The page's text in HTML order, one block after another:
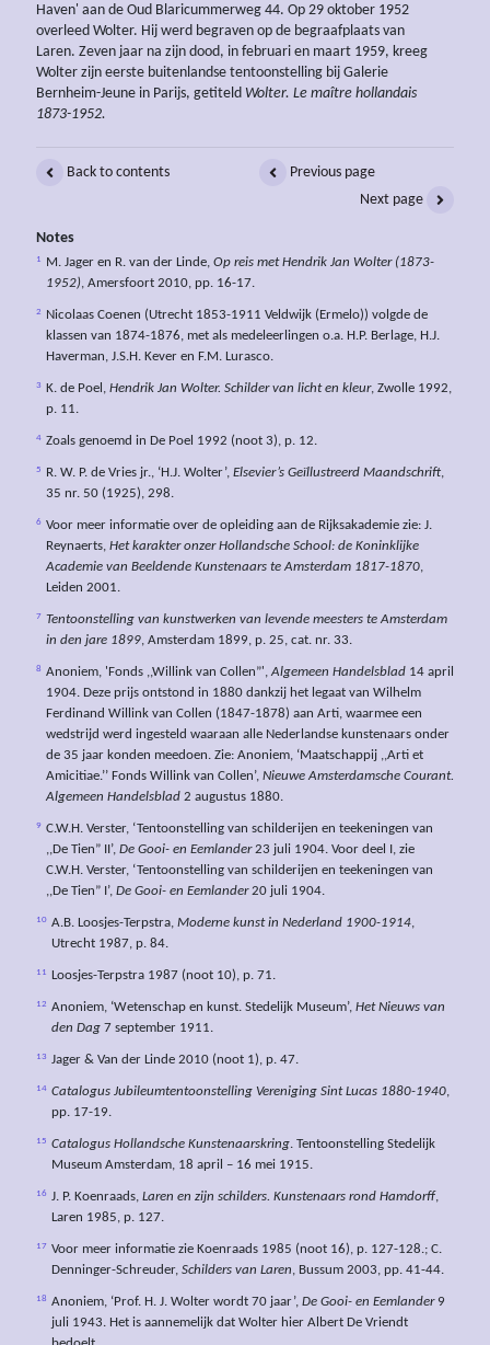
Haven' aan de Oud Blaricummerweg 44. Op 29 oktober 1952
overleed Wolter. Hij werd begraven op de begraafplaats van
Laren. Zeven jaar na zijn dood, in februari en maart 1959, kreeg
Wolter zijn eerste buitenlandse tentoonstelling bij Galerie
Bernheim-Jeune in Parijs, getiteld Wolter. Le maître hollandais
1873-1952.
Back to contents
Previous page
Next page
Notes
1 M. Jager en R. van der Linde, Op reis met Hendrik Jan Wolter (1873-
1952), Amersfoort 2010, pp. 16-17.
2
Nicolaas Coenen (Utrecht 1853-1911 Veldwijk (Ermelo)) volgde de
klassen van 1874-1876, met als medeleerlingen o.a. H.P. Berlage, H.J.
Haverman, J.S.H. Kever en F.M. Lurasco.
3 K. de Poel, Hendrik Jan Wolter. Schilder van licht en kleur, Zwolle 1992,
p. 11.
4 Zoals genoemd in De Poel 1992 (noot 3), p. 12.
5 R. W. P. de Vries jr., ‘H.J. Wolter’, Elsevier’s Geïllustreerd Maandschrift,
35 nr. 50 (1925), 298.
6 Voor meer informatie over de opleiding aan de Rijksakademie zie: J.
Reynaerts, Het karakter onzer Hollandsche School: de Koninklijke
Academie van Beeldende Kunstenaars te Amsterdam 1817-1870,
Leiden 2001.
7
Tentoonstelling van kunstwerken van levende meesters te Amsterdam
in den jare 1899, Amsterdam 1899, p. 25, cat. nr. 33.
8 Anoniem, 'Fonds ,,Willink van Collen”',Algemeen Handelsblad 14 april
1904. Deze prijs ontstond in 1880 dankzij het legaat van Wilhelm
Ferdinand Willink van Collen (1847-1878) aan Arti, waarmee een
wedstrijd werd ingesteld waaraan alle Nederlandse kunstenaars onder
de 35 jaar konden meedoen. Zie: Anoniem, ‘Maatschappij ,,Arti et
Amicitiae.’’ Fonds Willink van Collen’, Nieuwe Amsterdamsche Courant.
Algemeen Handelsblad 2 augustus 1880.
9 C.W.H. Verster, ‘Tentoonstelling van schilderijen en teekeningen van
,,De Tien” II’, De Gooi- en Eemlander23 juli 1904. Voor deel I, zie
C.W.H. Verster, ‘Tentoonstelling van schilderijen en teekeningen van
,,De Tien” I’, De Gooi- en Eemlander20 juli 1904.
10 A.B. Loosjes-Terpstra, Moderne kunst in Nederland 1900-1914,
Utrecht 1987, p. 84.
11 Loosjes-Terpstra 1987 (noot 10), p. 71.
12 Anoniem, ‘Wetenschap en kunst. Stedelijk Museum’, Het Nieuws van
den Dag 7 september 1911.
13 Jager & Van der Linde 2010 (noot 1), p. 47.
14 Catalogus Jubileumtentoonstelling Vereniging Sint Lucas 1880-1940,
pp. 17-19.
15 Catalogus Hollandsche Kunstenaarskring. Tentoonstelling Stedelijk
Museum Amsterdam, 18 april – 16 mei 1915.
16 J. P. Koenraads, Laren en zijn schilders. Kunstenaars rond Hamdorff,
Laren 1985, p. 127.
17 Voor meer informatie zie Koenraads 1985 (noot 16), p. 127-128.; C.
Denninger-Schreuder, Schilders van Laren, Bussum 2003, pp. 41-44.
18 Anoniem, ‘Prof. H. J. Wolter wordt 70 jaar’, De Gooi- en Eemlander9
juli 1943. Het is aannemelijk dat Wolter hier Albert De Vriendt